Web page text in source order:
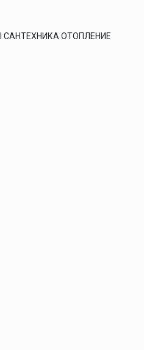
ОТОПЛЕНИЕ